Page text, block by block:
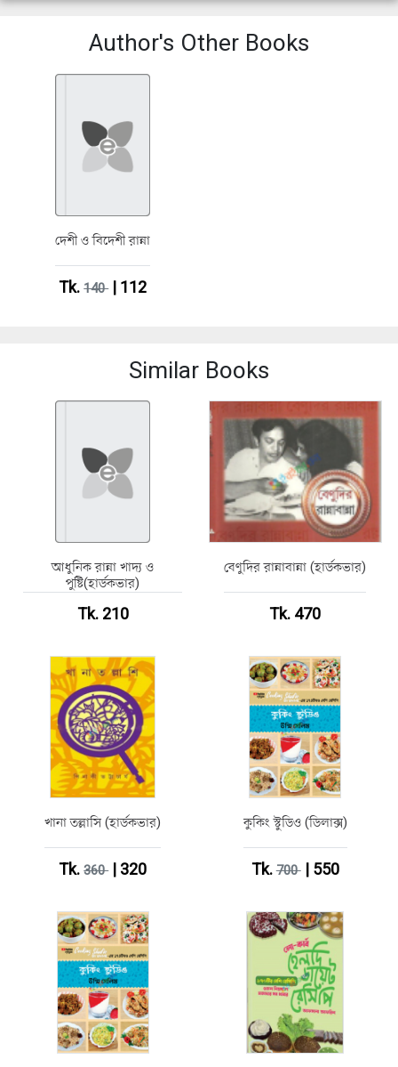
Author's Other Books
দেশী ও বিদেশী রান্না
Tk.140| 112
Similar Books
আধুনিক রান্না খাদ্য ও
পুষ্টি(হার্ডকভার)
Tk. 210
বেণুদির রান্নাবান্না (হার্ডকভার)
Tk. 470
খানা তল্লাসি (হার্ডকভার)
Tk.360| 320
কুকিং স্টুডিও (ডিলাক্স)
Tk.700| 550